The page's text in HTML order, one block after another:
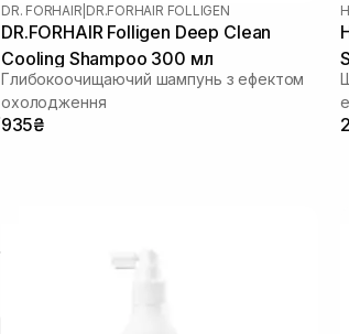
DR. FORHAIR DR.FORHAIR FOLLIGEN
DR.FORHAIR Folligen Deep Clean
Cooling Shampoo 300 мл
Глибокоочищаючий шампунь з ефектом
охолодження
935₴